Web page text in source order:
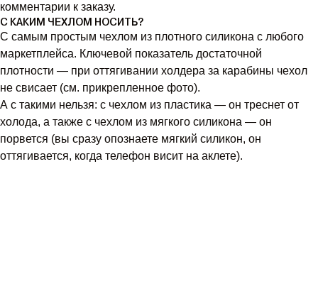
комментарии к заказу.
С КАКИМ ЧЕХЛОМ НОСИТЬ?
C cамым простым чехлом из плотного силикона с любого
маркетплейса. Ключевой показатель достаточной
плотности — при оттягивании холдера за карабины чехол
не свисает (см. прикрепленное фото).
А с такими нельзя: с чехлом из пластика — он треснет от
холода, а также с чехлом из мягкого силикона — он
порвется (вы сразу опознаете мягкий силикон, он
оттягивается, когда телефон висит на аклете).